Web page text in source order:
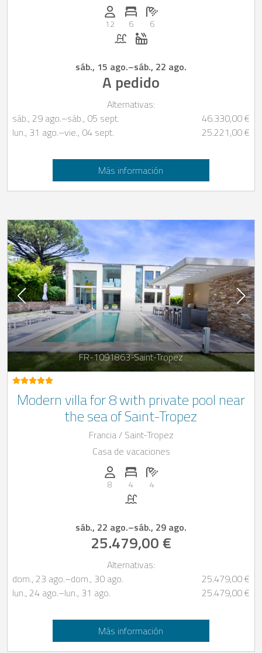
Personas (max.): 12
12
Numero de habitaciones: 6
6
Cantidad de baños: 6
6
Piscina
sáb., 15 ago.–sáb., 22 ago.
A pedido
Alternativas:
sáb., 29 ago.–sáb., 05 sept.
46.330,00 €
lun., 31 ago.–vie., 04 sept. 25.221,00 €
Más información
FR-1091863-Saint-Tropez
Modern villa for 8 with private pool near
the sea of Saint-Tropez
Francia / Saint-Tropez
Casa de vacaciones
Personas (max.): 8
8
Numero de habitaciones: 4
4
Cantidad de baños: 4
4
Piscina
sáb., 22 ago.–sáb., 29 ago.
25.479,00 €
Alternativas:
dom., 23 ago.–dom., 30 ago.
25.479,00 €
lun., 24 ago.–lun., 31 ago. 25.479,00 €
Más información